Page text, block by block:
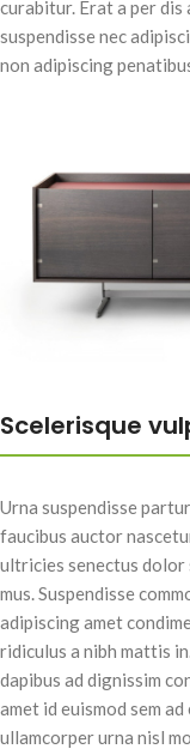
curabitur. Erat a per
suspendisse nec
non adipiscing
Scelerisque
Urna suspendisse
faucibus auctor
ultricies senectus dolor
mus. Suspendisse
adipiscing amet
ridiculus a nibh mattis in.
dapibus ad dignissim
amet id euismod sem
ullamcorper urna nisl